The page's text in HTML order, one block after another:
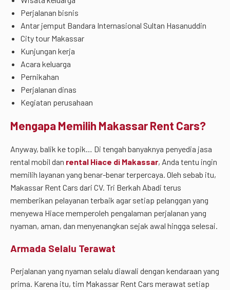
Perjalanan bisnis
Antar jemput Bandara Internasional Sultan Hasanuddin
City tour Makassar
Kunjungan kerja
Acara keluarga
Pernikahan
Perjalanan dinas
Kegiatan perusahaan
Mengapa Memilih Makassar Rent Cars?
Anyway, balik ke topik… Di tengah banyaknya penyedia jasa
rental mobil dan rental Hiace di Makassar, Anda tentu ingin
memilih layanan yang benar-benar terpercaya. Oleh sebab itu,
Makassar Rent Cars dari CV. Tri Berkah Abadi terus
memberikan pelayanan terbaik agar setiap pelanggan yang
menyewa Hiace memperoleh pengalaman perjalanan yang
nyaman, aman, dan menyenangkan sejak awal hingga selesai.
Armada Selalu Terawat
Perjalanan yang nyaman selalu diawali dengan kendaraan yang
prima. Karena itu, tim Makassar Rent Cars merawat setiap